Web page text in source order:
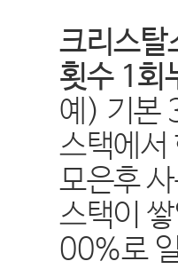
크리스
횟수 1회
예) 기본
스택에
모은후
스택이
00%로